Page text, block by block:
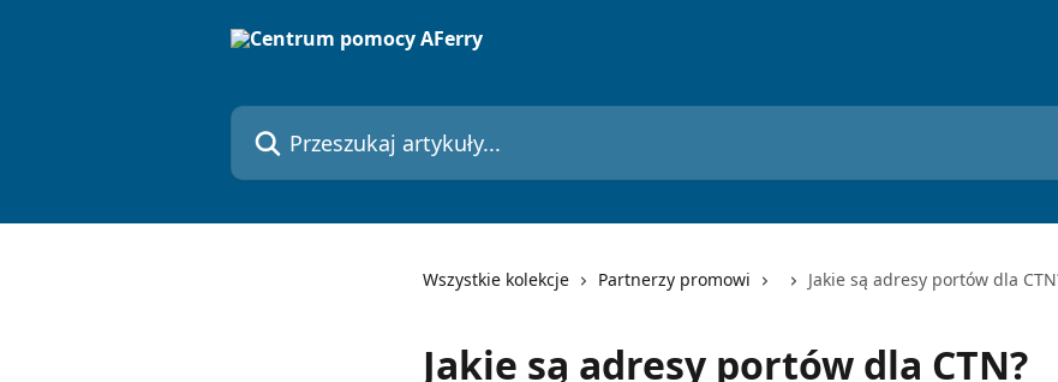
Przeszukaj artykuły...
Wszystkie kolekcje Partnerzy promowi Jakie są adresy portów dla
Jakie są adresy portów dla CTN?